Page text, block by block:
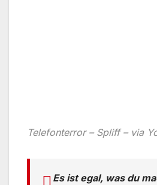
Telefonterror – Spliff – via
Es ist egal, was du